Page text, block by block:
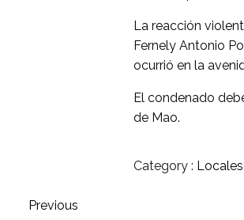
La reacción
Fernely Antonio
ocurrió en la
El condenado
de Mao.
Category : Locales
Previous